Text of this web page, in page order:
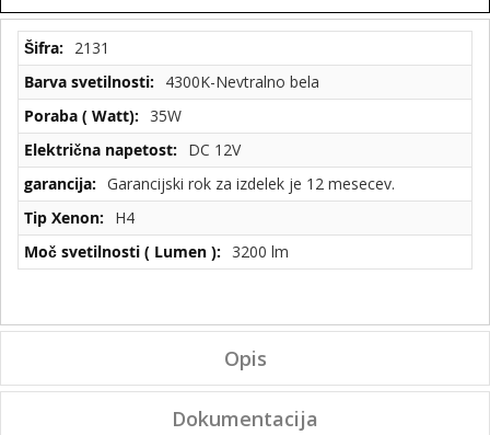
Tehnične
specifikacije
2131
4300K-Nevtralno bela
35W
DC 12V
Garancijski rok za izdelek je 12 mesecev.
H4
3200 lm
Opis
Dokumentacija